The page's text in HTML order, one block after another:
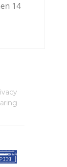
14